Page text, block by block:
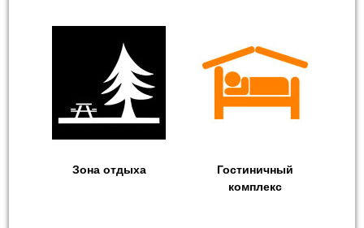
Зона отдыха
Гостиничный
комплекс